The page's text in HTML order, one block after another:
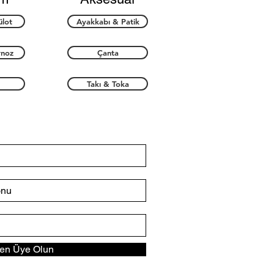
Ayakkabı & Patik
Çanta
Takı & Toka
Üye Olun